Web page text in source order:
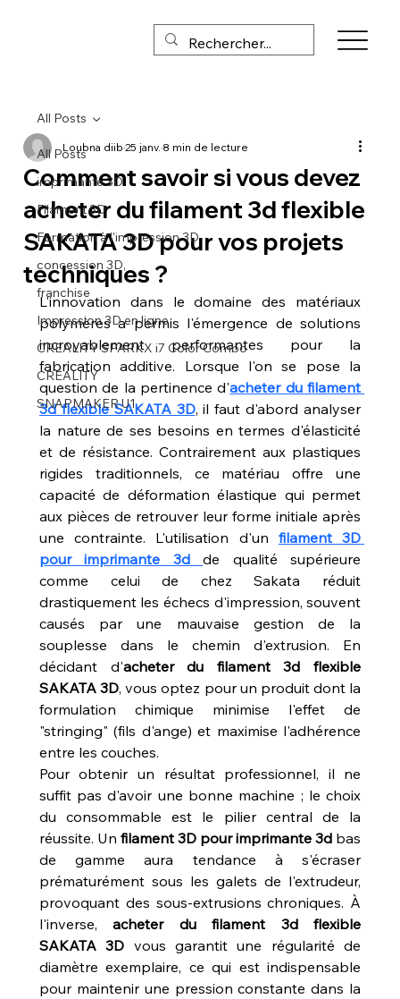
All Posts
imprimante 3D
Filament 3D
Formation à l'impression 3D
concession 3D,
franchise
Impression 3D en ligne
CREALITY SPARKX i7 Color Combo
CREALITY
SNAPMAKER U1
All Posts
Comment savoir si vous devez
acheter du filament 3d flexible
SAKATA 3D pour vos projets
techniques ?
Loubna diib25 janv. 8 min de lecture
L'innovation dans le domaine des matériaux
polymères a permis l'émergence de solutions
incroyablement performantes pour la
fabrication additive. Lorsque l'on se pose la
question de la pertinence d'acheter du filament
3d flexible SAKATA 3D, il faut d'abord analyser
la nature de ses besoins en termes d'élasticité
et de résistance. Contrairement aux plastiques
rigides traditionnels, ce matériau offre une
capacité de déformation élastique qui permet
aux pièces de retrouver leur forme initiale après
une contrainte. L'utilisation d'un filament 3D
pour imprimante 3d
de qualité supérieure
comme celui de chez Sakata réduit
drastiquement les échecs d'impression, souvent
causés par une mauvaise gestion de la
souplesse dans le chemin d'extrusion. En
décidant d'acheter du filament 3d flexible
SAKATA 3D, vous optez pour un produit dont la
formulation chimique minimise l'effet de
"stringing" (fils d'ange) et maximise l'adhérence
entre les couches.
Pour obtenir un résultat professionnel, il ne
suffit pas d'avoir une bonne machine ; le choix
du consommable est le pilier central de la
réussite. Un filament 3D pour imprimante 3d bas
de gamme aura tendance à s'écraser
prématurément sous les galets de l'extrudeur,
provoquant des sous-extrusions chroniques. À
l'inverse, acheter du filament 3d flexible
SAKATA 3D vous garantit une régularité de
diamètre exemplaire, ce qui est indispensable
pour maintenir une pression constante dans la